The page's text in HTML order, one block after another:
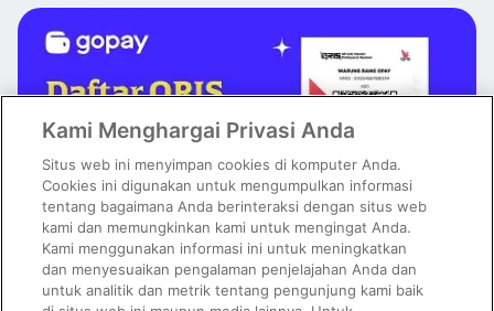
Daftar QRIS Mudah dan Cepat, Tinggal Pakai Aplikasi GoPay
Kami Menghargai Privasi Anda
Situs web ini menyimpan cookies di komputer Anda.
Cookies ini digunakan untuk mengumpulkan informasi
tentang bagaimana Anda berinteraksi dengan situs web
kami dan memungkinkan kami untuk mengingat Anda.
Kami menggunakan informasi ini untuk meningkatkan
dan menyesuaikan pengalaman penjelajahan Anda dan
untuk analitik dan metrik tentang pengunjung kami baik